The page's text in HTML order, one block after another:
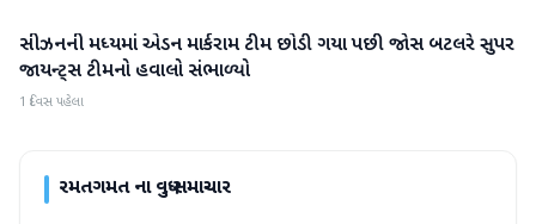
રમતગમત
સીઝનની મધ્યમાં એડન માર્કરામ ટીમ છોડી ગયા પછી જોસ બટલરે સુપર
જાયન્ટ્સ ટીમનો હવાલો સંભાળ્યો
1 દિવસ પહેલા
રમતગમતના વધુ સમાચાર